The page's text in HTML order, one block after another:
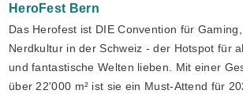
HeroFest Bern
Das Herofest ist DIE Convention für
Nerdkultur in der Schweiz - der Hotspot für
und fantastische Welten lieben. Mit einer
über 22'000 m² ist sie ein Must-Attend für